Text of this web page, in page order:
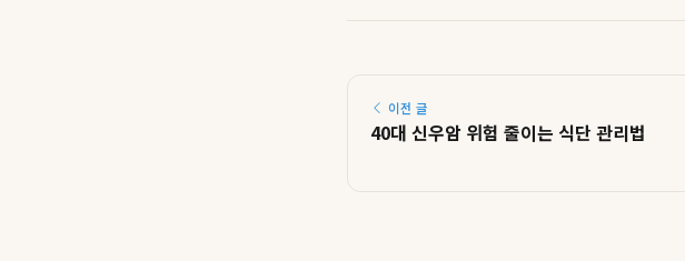
이전 글
40대 신우암 위험 줄이는 식단 관리법